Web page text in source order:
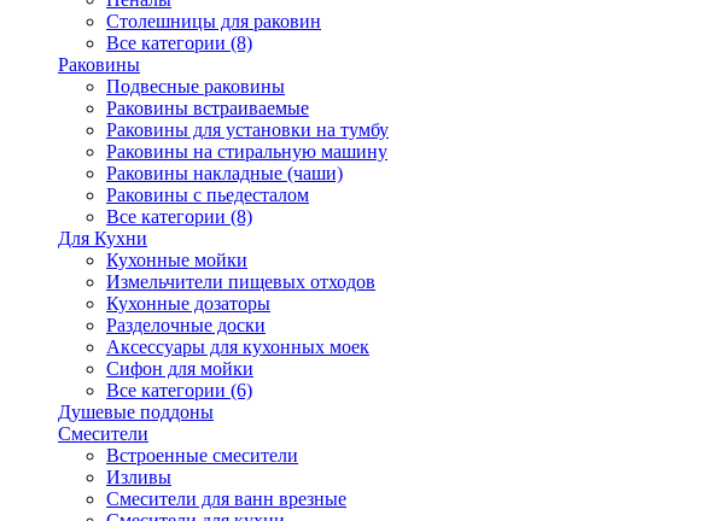
Столешницы для раковин
Все категории (8)
Раковины
Подвесные раковины
Раковины встраиваемые
Раковины для установки на тумбу
Раковины на стиральную машину
Раковины накладные (чаши)
Раковины с пьедесталом
Все категории (8)
Для Кухни
Кухонные мойки
Измельчители пищевых отходов
Кухонные дозаторы
Разделочные доски
Аксессуары для кухонных моек
Сифон для мойки
Все категории (6)
Душевые поддоны
Смесители
Встроенные смесители
Изливы
Смесители для ванн врезные